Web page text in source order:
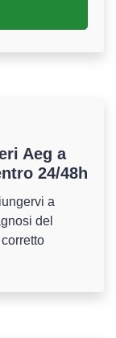
Aeg a
24/48h
a
del